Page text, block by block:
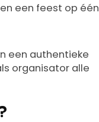
een feest op één
een authentieke
organisator alle